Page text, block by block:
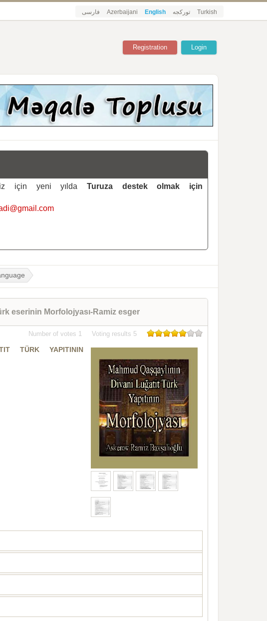
فارسی Azerbaijani English تورکجه Turkish
Login
Registration
için yeni yıldaTuruza destek olmak için
eserinin Morfolojyası-Ramiz esger
Number of votes 1 Voting results 5
TÜRK YAPITININ